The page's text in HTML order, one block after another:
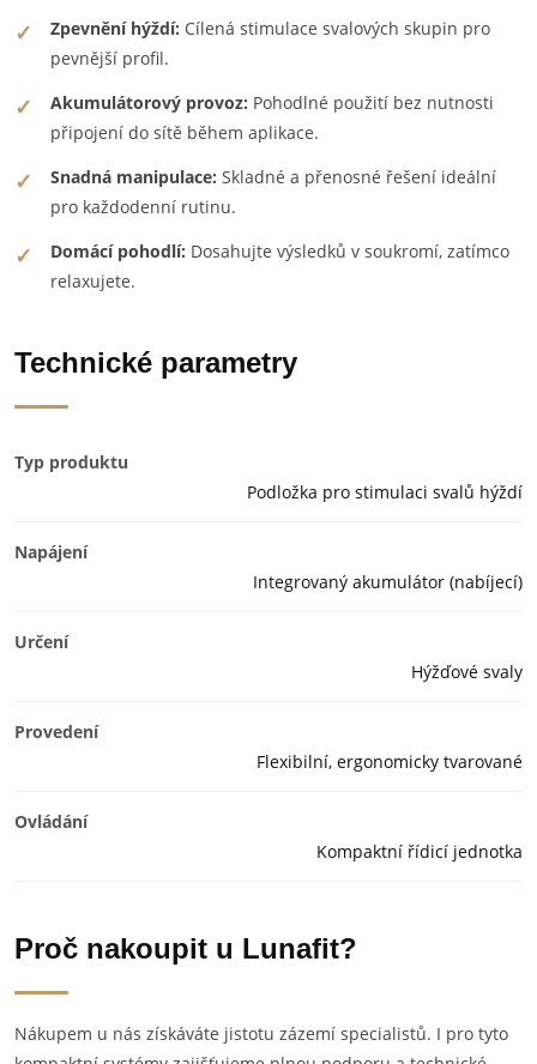
Zpevnění hýždí: Cílená stimulace svalových skupin pro
pevnější profil.
Akumulátorový provoz: Pohodlné použití bez nutnosti
připojení do sítě během aplikace.
Snadná manipulace: Skladné a přenosné řešení ideální
pro každodenní rutinu.
Domácí pohodlí: Dosahujte výsledků v soukromí, zatímco
relaxujete.
Technické parametry
Typ produktu
Podložka pro stimulaci svalů hýždí
Napájení
Integrovaný akumulátor (nabíjecí)
Určení
Hýžďové svaly
Provedení
Flexibilní, ergonomicky tvarované
Ovládání
Kompaktní řídicí jednotka
Proč nakoupit u Lunafit?
Nákupem u nás získáváte jistotu zázemí specialistů. I pro tyto